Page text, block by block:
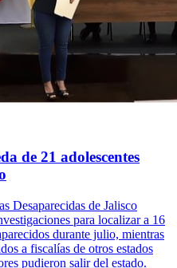
de 21 adolescentes
Desaparecidas de Jalisco
para localizar a 16
durante julio, mientras
a fiscalías de otros estados
pudieron salir del estado.